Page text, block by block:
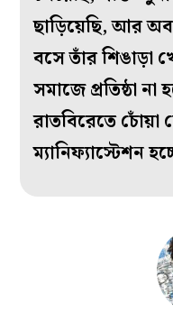
ছাড়িয়েছি, আর
বসে তাঁর শিঙাড়া
সমাজে প্রতিষ্ঠা
রাতবিরেতে
ম্যানিফ্যাস্টেশন